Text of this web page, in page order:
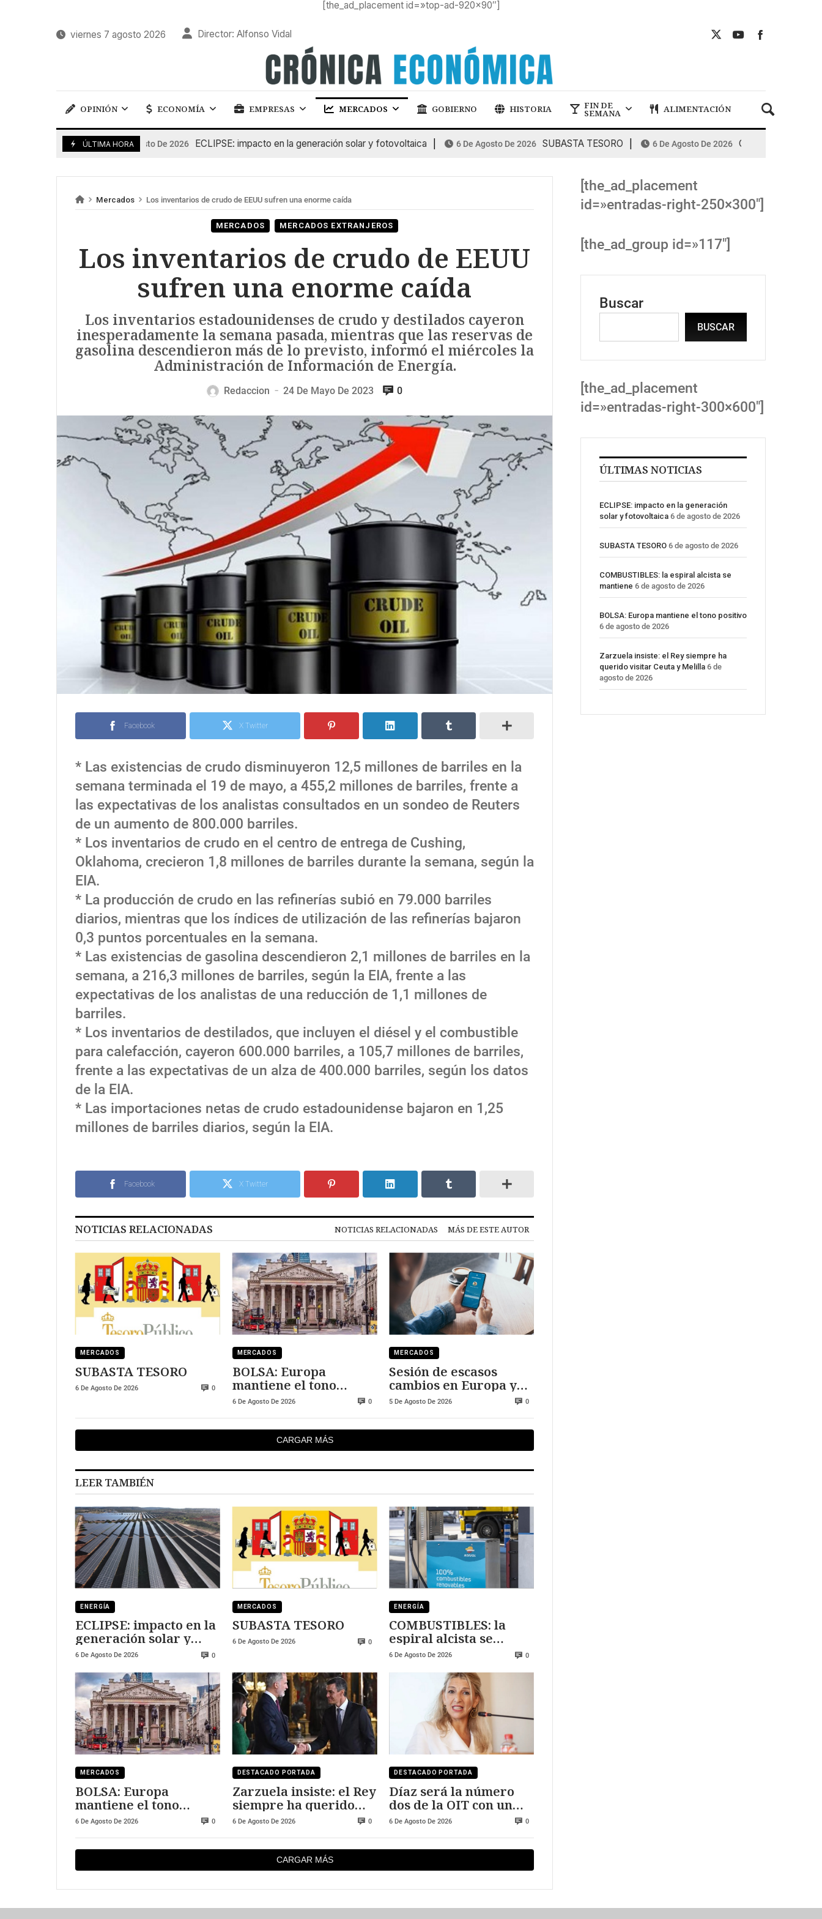
[the_ad_placement id=»top-ad-920×90″]
viernes 7 agosto 2026 Director: Alfonso Vidal
OPINIÓN ECONOMÍA EMPRESAS MERCADOS GOBIERNO HISTORIA FIN DE
SEMANA ALIMENTACIÓN
ÚLTIMA HORA
6 De Agosto De 2026 ECLIPSE: impacto en la generación solar y fotovoltaica 6 De Agosto De 2026 SUBASTA TESORO 6 De Agosto De 2026 COMBUSTIBLES: la
Mercados Los inventarios de crudo de EEUU sufren una enorme caída
MERCADOS MERCADOS EXTRANJEROS
Los inventarios de crudo de EEUU
sufren una enorme caída
Los inventarios estadounidenses de crudo y destilados cayeron
inesperadamente la semana pasada, mientras que las reservas de
gasolina descendieron más de lo previsto, informó el miércoles la
Administración de Información de Energía.
Redaccion — 24 De Mayo De 2023 0
Facebook X Twitter
* Las existencias de crudo disminuyeron 12,5 millones de barriles en la
semana terminada el 19 de mayo, a 455,2 millones de barriles, frente a
las expectativas de los analistas consultados en un sondeo de Reuters
de un aumento de 800.000 barriles.
* Los inventarios de crudo en el centro de entrega de Cushing,
Oklahoma, crecieron 1,8 millones de barriles durante la semana, según la
EIA.
* La producción de crudo en las refinerías subió en 79.000 barriles
diarios, mientras que los índices de utilización de las refinerías bajaron
0,3 puntos porcentuales en la semana.
* Las existencias de gasolina descendieron 2,1 millones de barriles en la
semana, a 216,3 millones de barriles, según la EIA, frente a las
expectativas de los analistas de una reducción de 1,1 millones de
barriles.
* Los inventarios de destilados, que incluyen el diésel y el combustible
para calefacción, cayeron 600.000 barriles, a 105,7 millones de barriles,
frente a las expectativas de un alza de 400.000 barriles, según los datos
de la EIA.
* Las importaciones netas de crudo estadounidense bajaron en 1,25
millones de barriles diarios, según la EIA.
Facebook X Twitter
NOTICIAS RELACIONADAS NOTICIAS RELACIONADAS MÁS DE ESTE AUTOR
MERCADOS
SUBASTA TESORO
6 De Agosto De 2026 0
MERCADOS
BOLSA: Europa
mantiene el tono
positivo
6 De Agosto De 2026 0
MERCADOS
Sesión de escasos
cambios en Europa y
Wall Street
5 De Agosto De 2026 0
CARGAR MÁS
LEER TAMBIÉN
ENERGÍA
ECLIPSE: impacto en la
generación solar y
fotovoltaica
6 De Agosto De 2026 0
MERCADOS
SUBASTA TESORO
6 De Agosto De 2026 0
ENERGÍA
COMBUSTIBLES: la
espiral alcista se
mantiene
6 De Agosto De 2026 0
MERCADOS
BOLSA: Europa
mantiene el tono
positivo
6 De Agosto De 2026 0
DESTACADO PORTADA
Zarzuela insiste: el Rey
siempre ha querido
visitar Ceuta y Melilla
6 De Agosto De 2026 0
DESTACADO PORTADA
Díaz será la número
dos de la OIT con un
salario cercano a los
6 De Agosto De 2026 0
CARGAR MÁS
[the_ad_placement
id=»entradas-right-250×300″]
[the_ad_group id=»117″]
Buscar
BUSCAR
[the_ad_placement
id=»entradas-right-300×600″]
ÚLTIMAS NOTICIAS
ECLIPSE: impacto en la generación
solar y fotovoltaica 6 de agosto de 2026
SUBASTA TESORO 6 de agosto de 2026
COMBUSTIBLES: la espiral alcista se
mantiene 6 de agosto de 2026
BOLSA: Europa mantiene el tono positivo
6 de agosto de 2026
Zarzuela insiste: el Rey siempre ha
querido visitar Ceuta y Melilla 6 de
agosto de 2026